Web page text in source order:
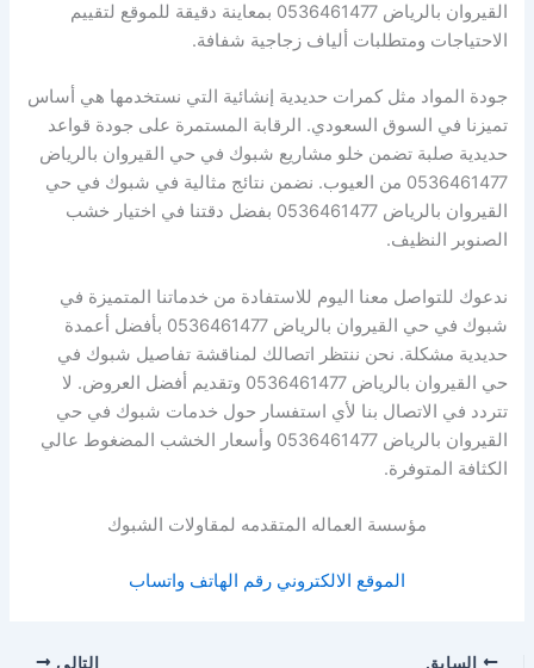
القيروان بالرياض 0536461477 بمعاينة دقيقة للموقع لتقييم
الاحتياجات ومتطلبات ألياف زجاجية شفافة.
جودة المواد مثل كمرات حديدية إنشائية التي نستخدمها هي أساس
تميزنا في السوق السعودي. الرقابة المستمرة على جودة قواعد
حديدية صلبة تضمن خلو مشاريع شبوك في حي القيروان بالرياض
0536461477 من العيوب. نضمن نتائج مثالية في شبوك في حي
القيروان بالرياض 0536461477 بفضل دقتنا في اختيار خشب
الصنوبر النظيف.
ندعوك للتواصل معنا اليوم للاستفادة من خدماتنا المتميزة في
شبوك في حي القيروان بالرياض 0536461477 بأفضل أعمدة
حديدية مشكلة. نحن ننتظر اتصالك لمناقشة تفاصيل شبوك في
حي القيروان بالرياض 0536461477 وتقديم أفضل العروض. لا
تتردد في الاتصال بنا لأي استفسار حول خدمات شبوك في حي
القيروان بالرياض 0536461477 وأسعار الخشب المضغوط عالي
الكثافة المتوفرة.
مؤسسة العماله المتقدمه لمقاولات الشبوك
الموقع الالكتروني رقم الهاتف واتساب
السابق التالي